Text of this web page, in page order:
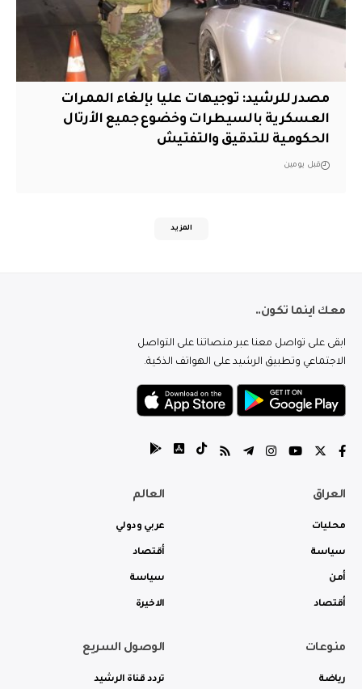
مصدر للرشيد: توجيهات عليا بإلغاء الممرات
العسكرية بالسيطرات وخضوع جميع الأرتال
الحكومية للتدقيق والتفتيش
قبل يومين
المزيد
معك اينما تكون..
ابقى على تواصل معنا عبر منصاتنا على التواصل
الاجتماعي وتطبيق الرشيد على الهواتف الذكية.
العراق
محليات
سياسة
أمن
أقتصاد
العالم
عربي ودولي
أقتصاد
سياسة
الاخيرة
منوعات
رياضة
الوصول السريع
تردد قناة الرشيد